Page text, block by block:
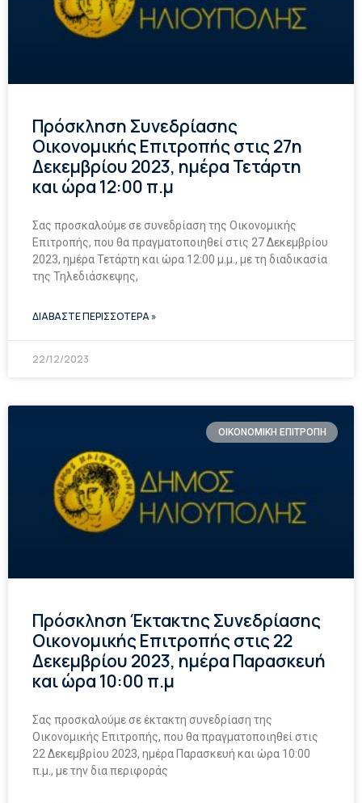
Πρόσκληση Συνεδρίασης
Οικονομικής Επιτροπής στις 27η
Δεκεμβρίου 2023, ημέρα Τετάρτη
και ώρα 12:00 π.μ
Σας προσκαλούμε σε συνεδρίαση της Οικονομικής
Επιτροπής, που θα πραγματοποιηθεί στις 27 Δεκεμβρίου
2023, ημέρα Τετάρτη και ώρα 12:00 μ.μ., με τη διαδικασία
της Τηλεδιάσκεψης,
ΔΙΑΒΑΣΤΕ ΠΕΡΙΣΣΟΤΕΡΑ »
22/12/2023
ΟΙΚΟΝΟΜΙΚΗ ΕΠΙΤΡΟΠΗ
Πρόσκληση Έκτακτης Συνεδρίασης
Οικονομικής Επιτροπής στις 22
Δεκεμβρίου 2023, ημέρα Παρασκευή
και ώρα 10:00 π.μ
Σας προσκαλούμε σε έκτακτη συνεδρίαση της
Οικονομικής Επιτροπής, που θα πραγματοποιηθεί στις
22 Δεκεμβρίου 2023, ημέρα Παρασκευή και ώρα 10:00
π.μ., με την δια περιφοράς